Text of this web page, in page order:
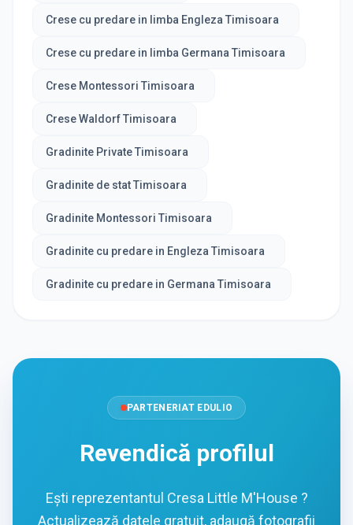
Crese cu predare in limba Engleza Timisoara
Crese cu predare in limba Germana Timisoara
Crese Montessori Timisoara
Crese Waldorf Timisoara
Gradinite Private Timisoara
Gradinite de stat Timisoara
Gradinite Montessori Timisoara
Gradinite cu predare in Engleza Timisoara
Gradinite cu predare in Germana Timisoara
PARTENERIAT EDULIO
Revendică profilul
Ești reprezentantul Cresa Little M'House ?
Actualizează datele gratuit, adaugă fotografii